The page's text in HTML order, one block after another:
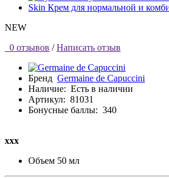
NEW
0 отзывов / Написать отзыв
Бренд Germaine de Capuccini
Наличие: Есть в наличии
Артикул: 81031
Бонусные баллы: 340
ххх
Объем 50 мл